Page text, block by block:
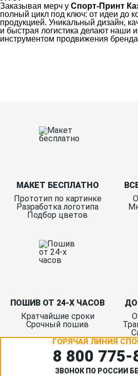
Заказывая мерч у Спорт-Принт
полный цикл под ключ: от идеи до
продукцией. Уникальный дизайн,
и быстрая логистика делают наши
инструментом продвижения
МАКЕТ БЕСПЛАТНО
Прототип по картинке
Разработка логотипа
Подбор цветов
ПОШИВ ОТ 24-Х ЧАСОВ
Кратчайшие сроки
Срочный пошив
ГОРЯЧАЯ ЛИНИЯ
8 800
ЗВОНОК ПО РОССИИ